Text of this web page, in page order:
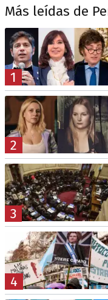
Más leídas de
1
2
3
4